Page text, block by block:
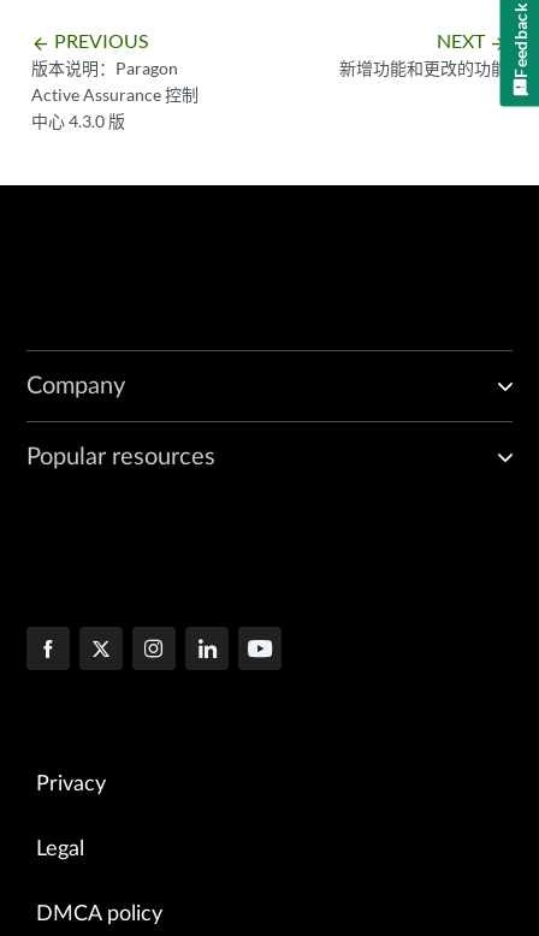
arrow_backward PREVIOUS
版本说明：Paragon
Active Assurance 控制
中心 4.3.0 版
NEXT arrow_forward
新增功能和更改的功能
Company
Popular resources
Privacy
Legal
DMCA policy
Feedback